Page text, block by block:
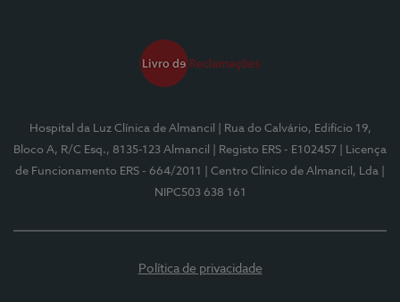
Hospital da Luz Clínica de Almancil
| Rua do Calvário, Edifício 19,
Bloco A, R/C Esq., 8135-123 Almancil
| Registo ERS - E102457
| Licença
de Funcionamento ERS - 664/2011
| Centro Clínico de Almancil, Lda
NIPC503 638 161
Política de privacidade